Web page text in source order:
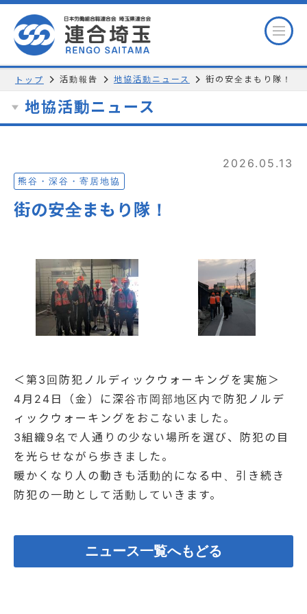
トップ 活動報告 地協活動ニュース 街の安全まもり隊！
地協活動ニュース
2026.05.13
熊谷・深谷・寄居地協
街の安全まもり隊！
＜第3回防犯ノルディックウォーキングを実施＞
4月24日（金）に深谷市岡部地区内で防犯ノルデ
ィックウォーキングをおこないました。
3組織9名で人通りの少ない場所を選び、防犯の目
を光らせながら歩きました。
暖かくなり人の動きも活動的になる中、引き続き
防犯の一助として活動していきます。
ニュース一覧へもどる